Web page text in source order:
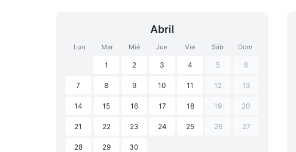
Abril
Lun Mar Mié Jue Vie Sáb Dom
1 2 3 4 5 6
7 8 9 10 11 12 13
14 15 16 17 18 19 20
21 22 23 24 25 26 27
28 29 30